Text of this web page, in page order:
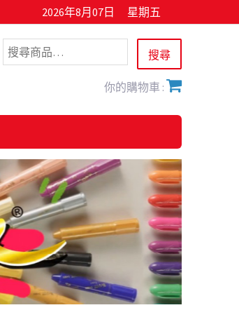
2026年8月07日 星期五
你的購物車 :